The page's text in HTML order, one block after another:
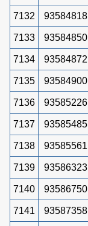
7132 93584818
7133 93584850
7134 93584872
7135 93584900
7136 93585226
7137 93585485
7138 93585561
7139 93586323
7140 93586750
7141 93587358